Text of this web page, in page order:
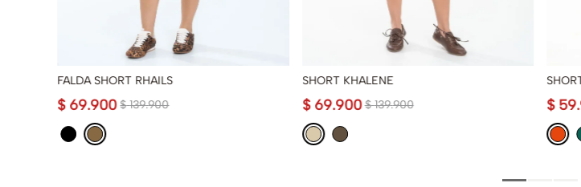
FALDA SHORT RHAILS
$ 139.900
$ 69.900
SHORT KHALENE
$ 139.900
$ 69.900 $ 59.